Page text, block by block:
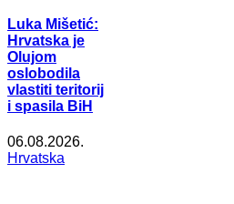
Luka Mišetić:
Hrvatska je
Olujom
oslobodila
vlastiti teritorij
i spasila BiH
06.08.2026.
Hrvatska